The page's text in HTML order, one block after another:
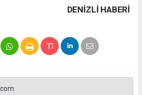
DENIZLI HABERİ